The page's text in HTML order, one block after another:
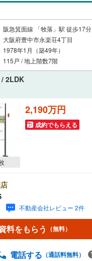
阪急箕面線 「牧落」駅 徒歩17分
大阪府豊中市永楽荘4丁目
1978年1月（築49年）
115戸 / 地上階数7階
/ 2LDK
2,190万円
成約でもらえる
不動産会社レビュー 2件
料をもらう （無料）
電話する （通話料無料）